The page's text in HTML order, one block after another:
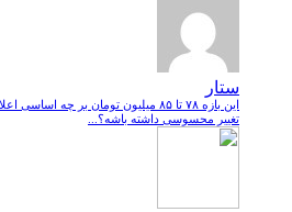
ستار
این بازه ۷۸ تا ۸۵ میلیون تومان بر چه
تغییر محسوسی داشته باشه؟...